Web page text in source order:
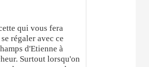
qui vous fera
régaler avec ce
d'Etienne à
Surtout lorsqu'on